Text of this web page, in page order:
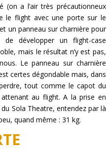
(on a l’air très précautionneux
le flight avec une porte sur le
un panneau sur charnière pour
de développer un flight-case
mais le résultat n’y est pas,
Le panneau sur charnière
certes dégondable mais, dans
tout comme le capot du
au flight. A la prise en
Sola Theatre, entendez par là
quand même : 31 kg.